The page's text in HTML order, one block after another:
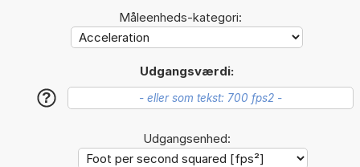
Måleenheds-kategori:
Udgangsværdi:
?
Udgangsenhed: